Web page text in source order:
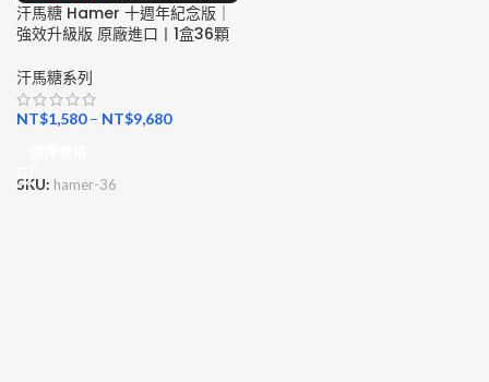
汗馬糖 Hamer 十週年紀念版｜
強效升級版 原廠進口丨1盒36顆
汗馬糖系列
NT$1,580– NT$9,680
SKU: hamer-36